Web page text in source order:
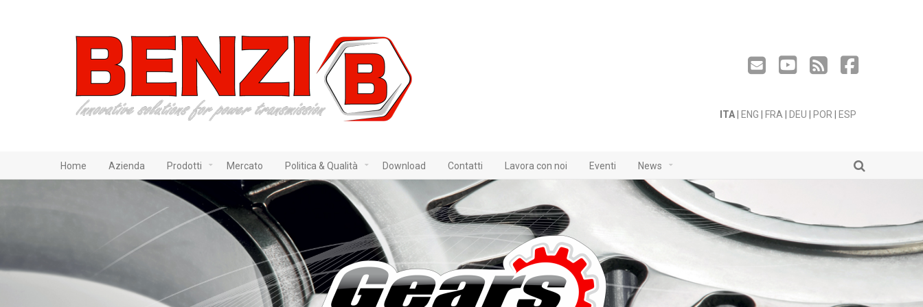
ITA ENG FRA DEU POR ESP
Home Azienda Prodotti Mercato Politica & Qualità Download Contatti Lavora con noi Eventi News